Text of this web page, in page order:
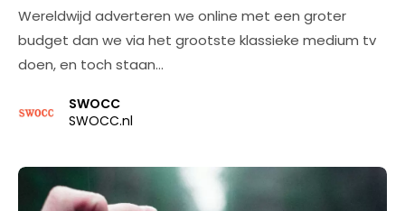
Wereldwijd adverteren we online met een groter
budget dan we via het grootste klassieke medium tv
doen, en toch staan…
SWOCC
SWOCC.nl